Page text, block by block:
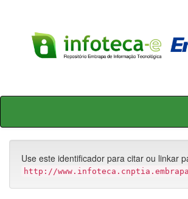
Skip
Use este identificador para citar ou linkar
http://